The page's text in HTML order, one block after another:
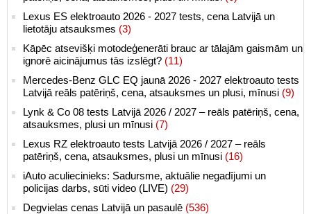
Lexus ES elektroauto 2026 - 2027 tests, cena Latvijā un
lietotāju atsauksmes (3)
Kāpēc atsevišķi motodeģenerāti brauc ar tālajām gaismām un
ignorē aicinājumus tās izslēgt? (11)
Mercedes-Benz GLC EQ jaunā 2026 - 2027 elektroauto tests
Latvijā reāls patēriņš, cena, atsauksmes un plusi, mīnusi (9)
Lynk & Co 08 tests Latvijā 2026 / 2027 – reāls patēriņš, cena,
atsauksmes, plusi un mīnusi (7)
Lexus RZ elektroauto tests Latvijā 2026 / 2027 – reāls
patēriņš, cena, atsauksmes, plusi un mīnusi (16)
iAuto aculiecinieks: Sadursme, aktuālie negadījumi un
policijas darbs, sūti video (LIVE) (29)
Degvielas cenas Latvijā un pasaulē (536)